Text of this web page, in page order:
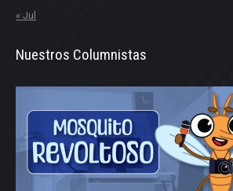
« Jul
Nuestros Columnistas